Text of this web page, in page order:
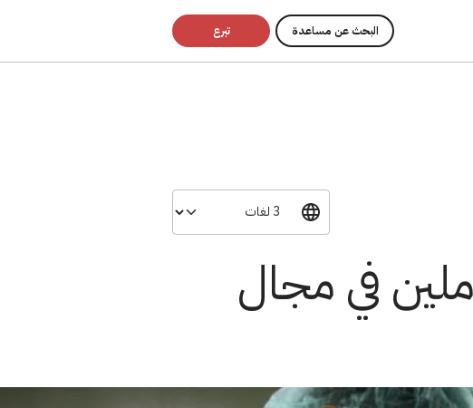
البحث عن مساعدة تبرع
في مجال